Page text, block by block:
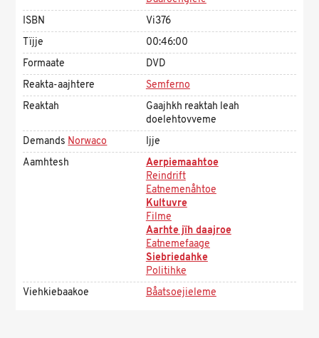
ISBN
Vi376
Tïjje
00:46:00
Formaate
DVD
Reakta-aajhtere
Semferno
Reaktah
Gaajhkh reaktah leah
doelehtovveme
DemandsNorwaco
Ijje
Aamhtesh
Aerpiemaahtoe
Reindrift
Eatnemenåhtoe
Kultuvre
Filme
Aarhte jïh daajroe
Eatnemefaage
Siebriedahke
Politihke
Viehkiebaakoe
Båatsoejieleme